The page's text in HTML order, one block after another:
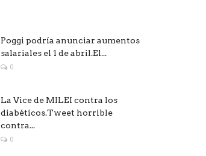
Poggi podría anunciar aumentos
salariales el 1 de abril.El...
0
La Vice de MILEI contra los
diabéticos.Tweet horrible
contra...
0